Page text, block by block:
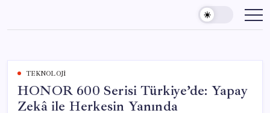
content
TEKNOLOJI
HONOR 600 Serisi Türkiye’de: Yapay
Zekâ ile Herkesin Yanında